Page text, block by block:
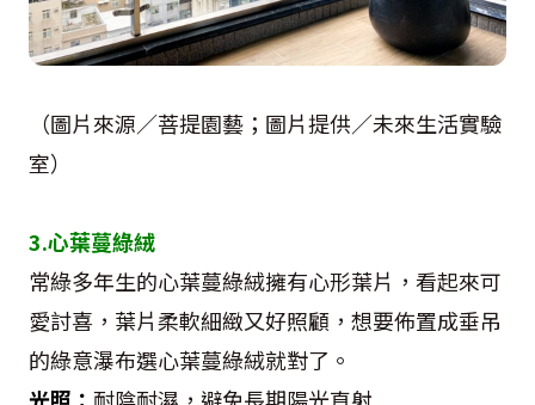
（圖片來源／菩提園藝；圖片提供／未來生活實驗
室）
3.心葉蔓綠絨
常綠多年生的心葉蔓綠絨擁有心形葉片，看起來可
愛討喜，葉片柔軟細緻又好照顧，想要佈置成垂吊
的綠意瀑布選心葉蔓綠絨就對了。